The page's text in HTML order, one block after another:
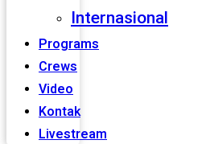
Internasional
Programs
Crews
Video
Kontak
Livestream